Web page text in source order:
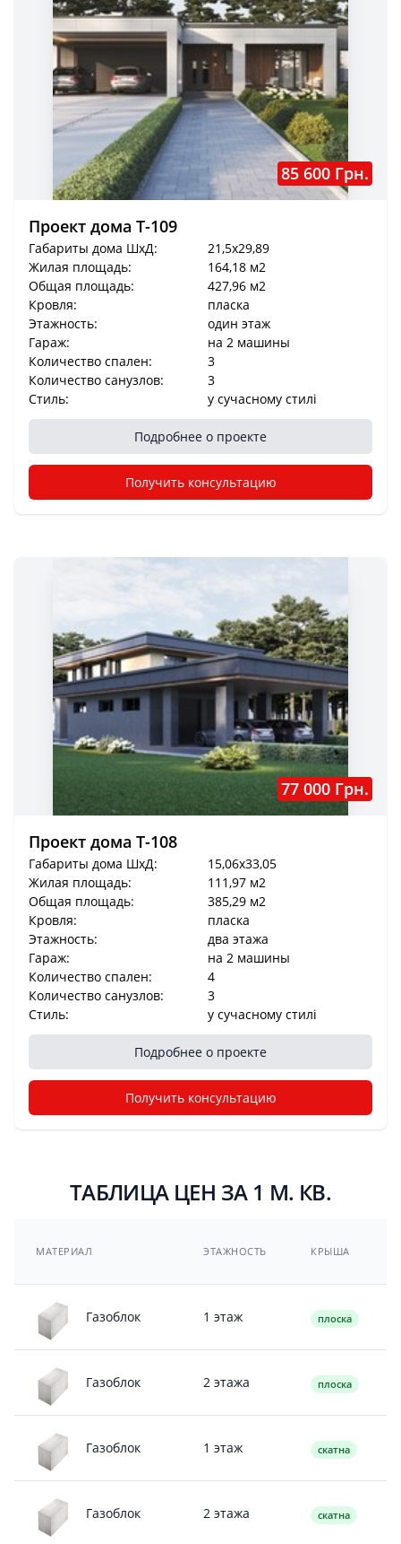
85 600 Грн.
Проект дома T-109
Габариты дома ШхД:
21,5x29,89
Жилая площадь:
164,18 м2
Общая площадь:
427,96 м2
Кровля:
пласка
Этажность:
один этаж
Гараж:
на 2 машины
Количество спален:
3
Количество санузлов:
3
Стиль:
у сучасному стилі
Подробнее о проекте
Получить консультацию
77 000 Грн.
Проект дома T-108
Габариты дома ШхД:
15,06x33,05
Жилая площадь:
111,97 м2
Общая площадь:
385,29 м2
Кровля:
пласка
Этажность:
два этажа
Гараж:
на 2 машины
Количество спален:
4
Количество санузлов:
3
Стиль:
у сучасному стилі
Подробнее о проекте
Получить консультацию
ТАБЛИЦА ЦЕН ЗА 1 М. КВ.
МАТЕРИАЛ ЭТАЖНОСТЬ КРЫША
Газоблок 1 этаж плоска
Газоблок 2 этажа плоска
Газоблок 1 этаж скатна
Газоблок 2 этажа скатна